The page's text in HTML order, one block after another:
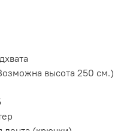
высота 250 см.)